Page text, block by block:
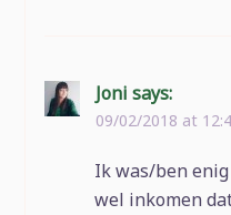
Joni says:
09/02/2018 at
Ik was/ben
wel inkomen